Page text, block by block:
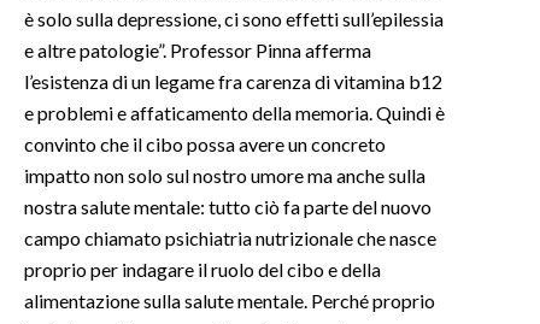
INSULARITÀ
INFO AZIENDE
ABBONATI
ANNUNCI
PUBBLICITÀ
SPIAGGE
STORE
è solo sulla depressione, ci sono effetti sull’epilessia
e altre patologie”. Professor Pinna afferma
l’esistenza di un legame fra carenza di vitamina b12
e problemi e affaticamento della memoria. Quindi è
convinto che il cibo possa avere un concreto
impatto non solo sul nostro umore ma anche sulla
nostra salute mentale: tutto ciò fa parte del nuovo
campo chiamato psichiatria nutrizionale che nasce
proprio per indagare il ruolo del cibo e della
alimentazione sulla salute mentale. Perché proprio